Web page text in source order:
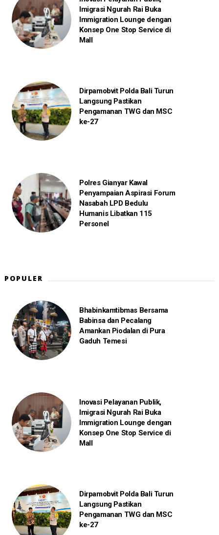
Imigrasi Ngurah Rai Buka
Immigration Lounge dengan
Konsep One Stop Service di
Mall
Dirpamobvit Polda Bali Turun
Langsung Pastikan
Pengamanan TWG dan MSC
ke-27
Polres Gianyar Kawal
Penyampaian Aspirasi Forum
Nasabah LPD Bedulu
Humanis Libatkan 115
Personel
POPULER
Bhabinkamtibmas Bersama
Babinsa dan Pecalang
Amankan Piodalan di Pura
Gaduh Temesi
Inovasi Pelayanan Publik,
Imigrasi Ngurah Rai Buka
Immigration Lounge dengan
Konsep One Stop Service di
Mall
Dirpamobvit Polda Bali Turun
Langsung Pastikan
Pengamanan TWG dan MSC
ke-27